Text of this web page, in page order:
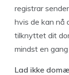
registrar
hvis de kan nå
tilknyttet dit
mindst en gang
Lad ikke